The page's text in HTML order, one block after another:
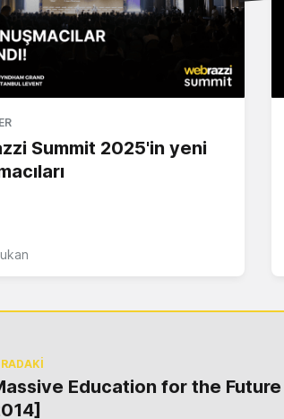
Summit 2025'in yeni
Education for the